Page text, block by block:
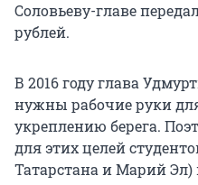
Соловьеву-главе
рублей.
В 2016 году глава
нужны рабочие руки
укреплению берега.
для этих целей
Татарстана и Марий Эл)